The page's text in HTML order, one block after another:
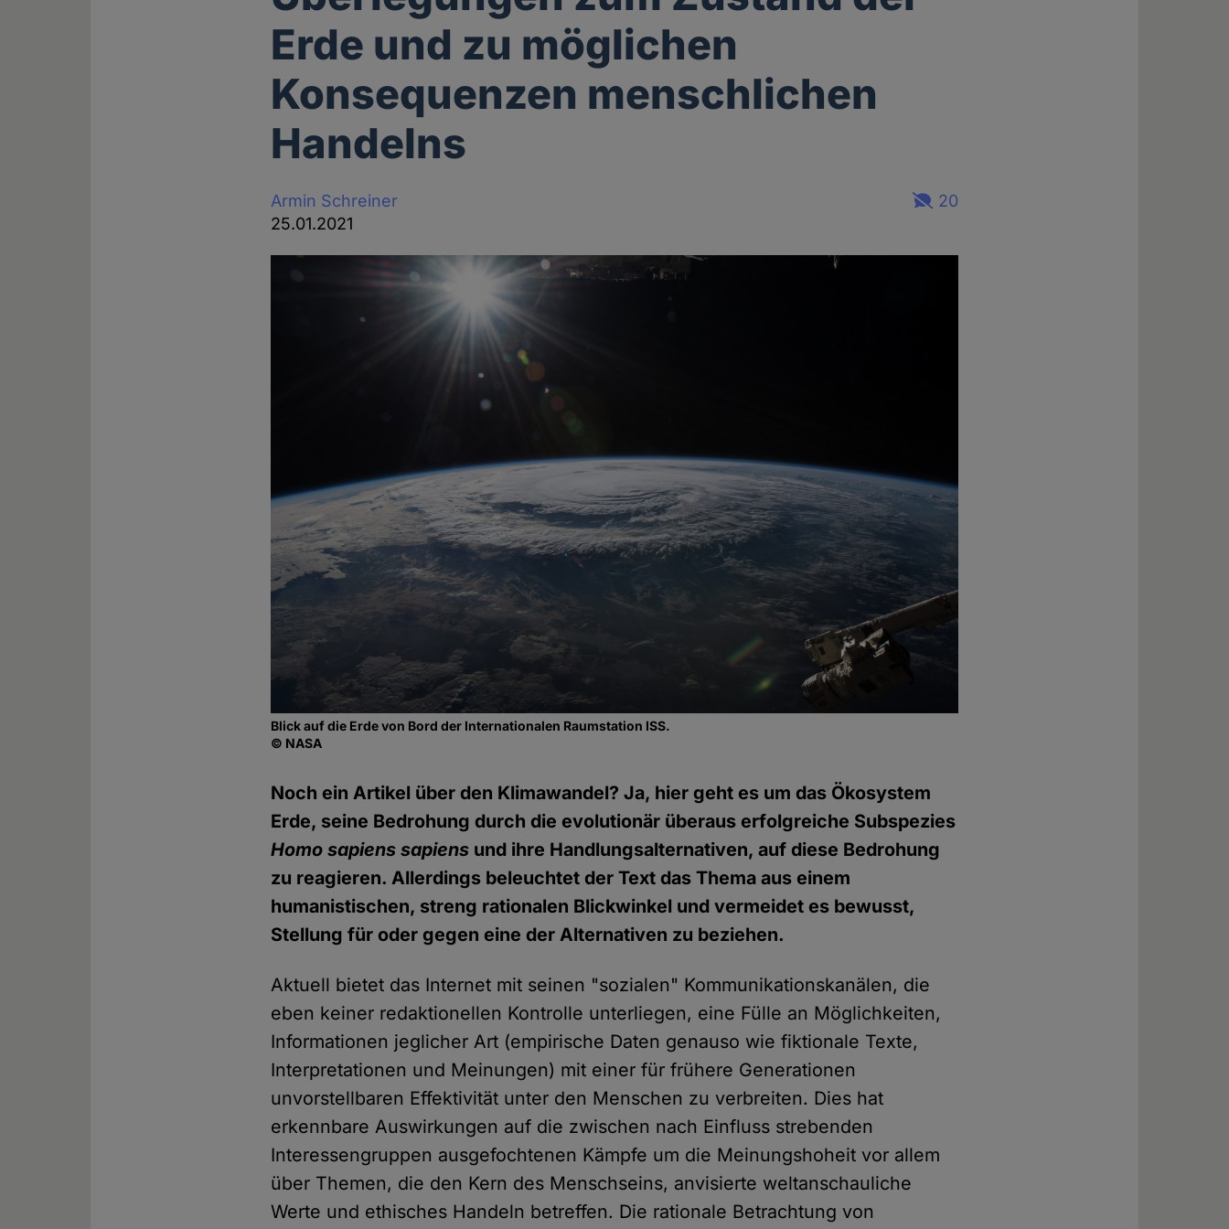
Erde und zu möglichen
Konsequenzen menschlichen
Handelns
Armin Schreiner
25.01.2021
20
Blick auf die Erde von Bord der Internationalen Raumstation ISS.
© NASA
Noch ein Artikel über den Klimawandel? Ja, hier geht es um das Ökosystem
Erde, seine Bedrohung durch die evolutionär überaus erfolgreiche Subspezies
Homo sapiens sapiens und ihre Handlungsalternativen, auf diese Bedrohung
zu reagieren. Allerdings beleuchtet der Text das Thema aus einem
humanistischen, streng rationalen Blickwinkel und vermeidet es bewusst,
Stellung für oder gegen eine der Alternativen zu beziehen.
Aktuell bietet das Internet mit seinen "sozialen" Kommunikationskanälen, die
eben keiner redaktionellen Kontrolle unterliegen, eine Fülle an Möglichkeiten,
Informationen jeglicher Art (empirische Daten genauso wie fiktionale Texte,
Interpretationen und Meinungen) mit einer für frühere Generationen
unvorstellbaren Effektivität unter den Menschen zu verbreiten. Dies hat
erkennbare Auswirkungen auf die zwischen nach Einfluss strebenden
Interessengruppen ausgefochtenen Kämpfe um die Meinungshoheit vor allem
über Themen, die den Kern des Menschseins, anvisierte weltanschauliche
Werte und ethisches Handeln betreffen. Die rationale Betrachtung von